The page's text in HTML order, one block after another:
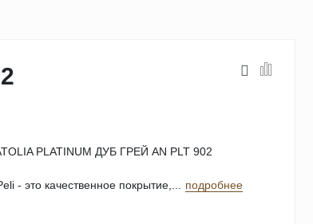
PLATINUM ДУБ ГРЕЙ AN PLT 902
- это качественное покрытие,... подробнее